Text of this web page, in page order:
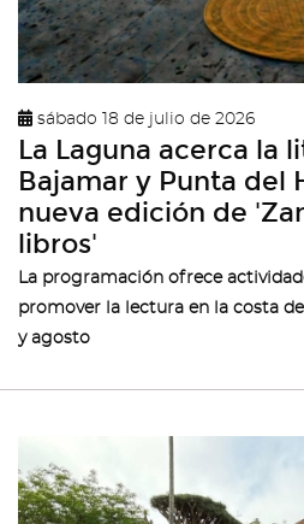
sábado 18 de julio de 2026
La Laguna acerca la
Bajamar y Punta del
nueva edición de
libros'
La programación ofrece
promover la lectura en la costa
y agosto